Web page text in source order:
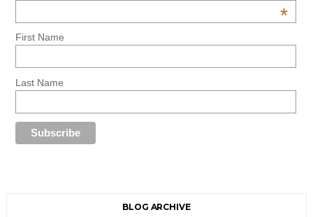
*
First Name
Last Name
BLOG ARCHIVE